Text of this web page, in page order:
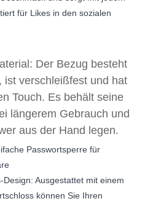
für Likes in den sozialen
Der Bezug besteht
ist verschleißfest und hat
Touch. Es behält seine
längerem Gebrauch und
aus der Hand legen.
Passwortsperre für
Design: Ausgestattet mit einem
können Sie Ihren